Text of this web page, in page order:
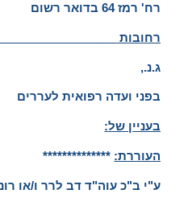
רח' רמז64 בדואר רשום
רחובות
ג.נ.,
בפני ועדה רפואית לעררים
בעניין של:
העוררת:
**************
ע"י ב"כ עוה"ד דב לרר ו/או